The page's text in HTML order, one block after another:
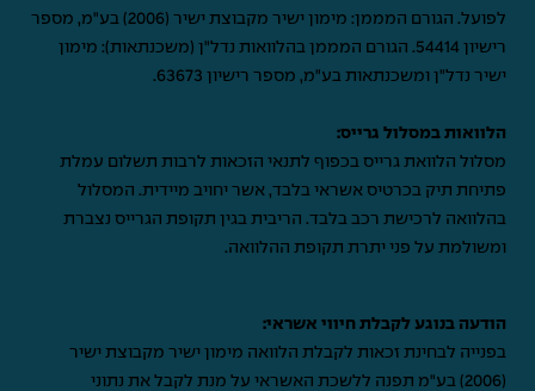
לפועל. הגורם המממן: מימון ישיר מקבוצת ישיר (2006) בע"מ, מספר
רישיון 54414. הגורם המממן בהלוואות נדל"ן (משכנתאות): מימון
ישיר נדל"ן ומשכנתאות בע"מ, מספר רישיון 63673.
הלוואות במסלול גרייס:
מסלול הלוואת גרייס בכפוף לתנאי הזכאות לרבות תשלום עמלת
פתיחת תיק בכרטיס אשראי בלבד, אשר יחויב מיידית. המסלול
בהלוואה לרכישת רכב בלבד. הריבית בגין תקופת הגרייס נצברת
ומשולמת על פני יתרת תקופת ההלוואה.
הודעה בנוגע לקבלת חיווי אשראי:
בפנייה לבחינת זכאות לקבלת הלוואה מימון ישיר מקבוצת ישיר
(2006) בע"מ תפנה ללשכת האשראי על מנת לקבל את נתוני